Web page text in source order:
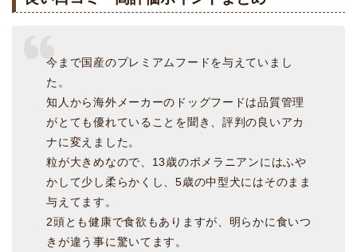
今まで国産のプレミアムフードを与えていまし
た。
知人から海外メーカーのドッグフードは品質管理
がとても優れていることを聞き、評判の良いアカ
ナに変えました。
粒が大きめなので、13歳のポメラニアンにはふや
かして少し柔らかくし、5歳の中型犬にはそのまま
与えてます。
2頭とも健康で食欲もありますが、明らかに食いつ
きが違う事に驚いてます。